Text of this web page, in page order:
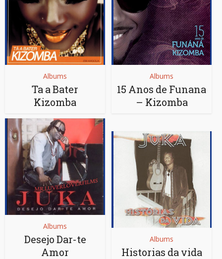
Albums
Ta a Bater
Kizomba
Albums
15 Anos de Funana
– Kizomba
Albums
Desejo Dar-te
Amor
Albums
Historias da vida